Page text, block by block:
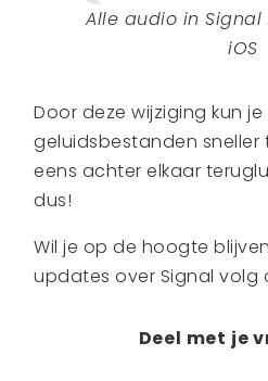
Alle audio in
iOS
Door deze wijziging kun
geluidsbestanden
eens achter elkaar
dus!
Wil je op de hoogte
updates over Signal
Deel met je